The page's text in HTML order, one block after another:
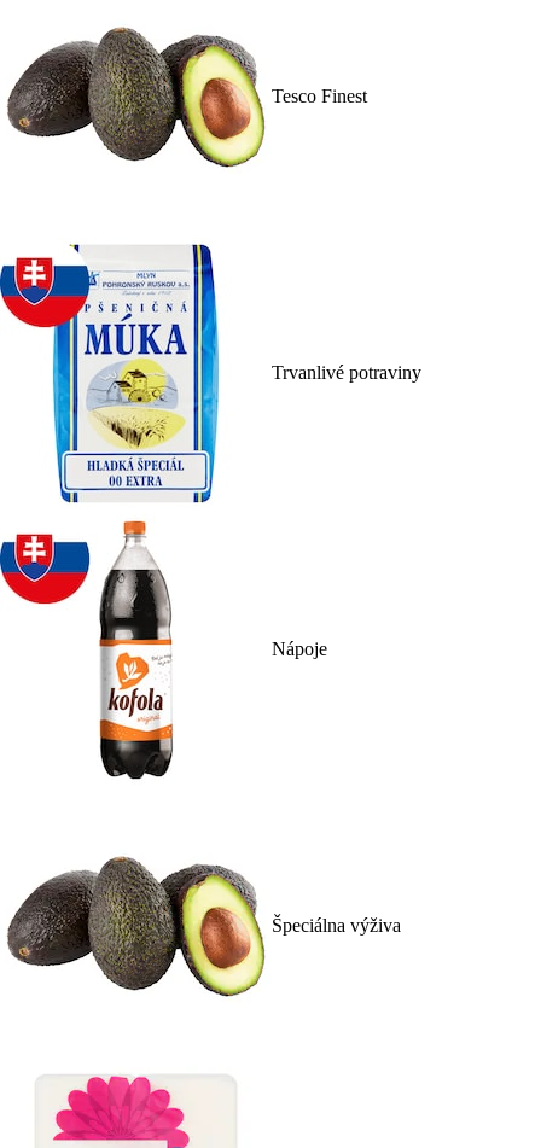
Tesco Finest
Trvanlivé potraviny
Nápoje
Špeciálna výživa